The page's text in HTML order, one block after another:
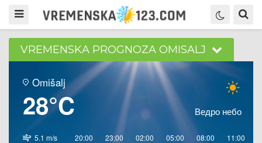
VREMENSKA PROGNOZA OMISALJ
Omišalj
28°C Ведро небо
5.1 m/s
20:00 23:00 02:00 05:00 08:00 11:00